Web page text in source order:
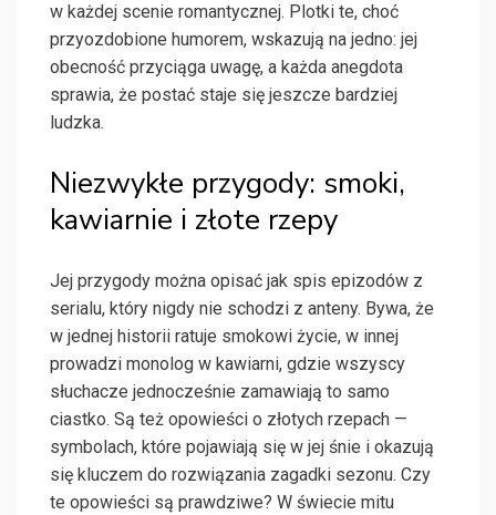
w każdej scenie romantycznej. Plotki te, choć
przyozdobione humorem, wskazują na jedno: jej
obecność przyciąga uwagę, a każda anegdota
sprawia, że postać staje się jeszcze bardziej
ludzka.
Niezwykłe przygody: smoki,
kawiarnie i złote rzepy
Jej przygody można opisać jak spis epizodów z
serialu, który nigdy nie schodzi z anteny. Bywa, że
w jednej historii ratuje smokowi życie, w innej
prowadzi monolog w kawiarni, gdzie wszyscy
słuchacze jednocześnie zamawiają to samo
ciastko. Są też opowieści o złotych rzepach —
symbolach, które pojawiają się w jej śnie i okazują
się kluczem do rozwiązania zagadki sezonu. Czy
te opowieści są prawdziwe? W świecie mitu